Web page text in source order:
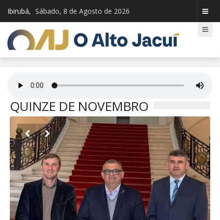
Ibirubá, Sábado, 8 de Agosto de 2026
QUINZE DE NOVEMBRO
 